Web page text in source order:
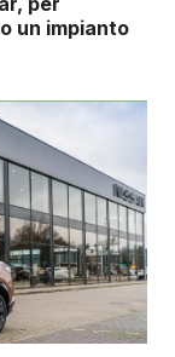
un impianto